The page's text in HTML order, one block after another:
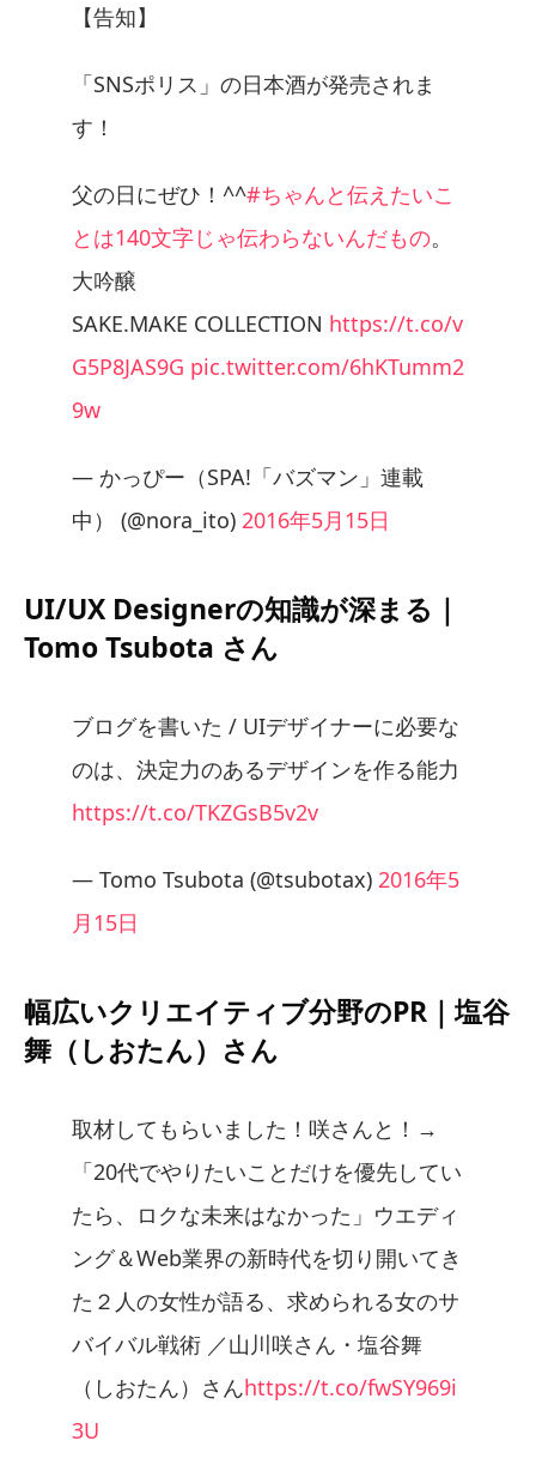
【告知】
「SNSポリス」の日本酒が発売されま
す！
父の日にぜひ！^^#ちゃんと伝えたいこ
とは140文字じゃ伝わらないんだもの。
大吟醸
SAKE.MAKE COLLECTION https://t.co/v
G5P8JAS9G pic.twitter.com/6hKTumm2
9w
— かっぴー（SPA!「バズマン」連載
中） (@nora_ito) 2016年5月15日
UI/UX Designerの知識が深まる｜
Tomo Tsubota さん
ブログを書いた / UIデザイナーに必要な
のは、決定力のあるデザインを作る能力
https://t.co/TKZGsB5v2v
— Tomo Tsubota (@tsubotax) 2016年5
月15日
幅広いクリエイティブ分野のPR｜塩谷
舞（しおたん）さん
取材してもらいました！咲さんと！→
「20代でやりたいことだけを優先してい
たら、ロクな未来はなかった」ウエディ
ング＆Web業界の新時代を切り開いてき
た２人の女性が語る、求められる女のサ
バイバル戦術 ／山川咲さん・塩谷舞
（しおたん）さんhttps://t.co/fwSY969i
3U